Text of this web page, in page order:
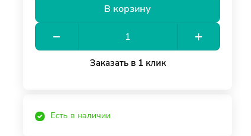
В корзину
Заказать в 1 клик
Есть в наличии